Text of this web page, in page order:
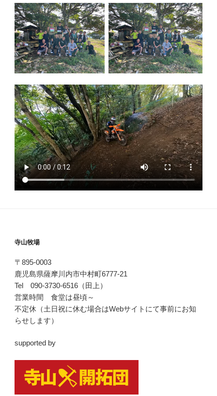
寺山牧場
〒895-0003
鹿児島県薩摩川内市中村町6777-21
Tel 090-3730-6516（田上）
営業時間 食堂は昼頃～
不定休（土日祝に休む場合はWebサイトにて事前にお知
らせします）
supported by